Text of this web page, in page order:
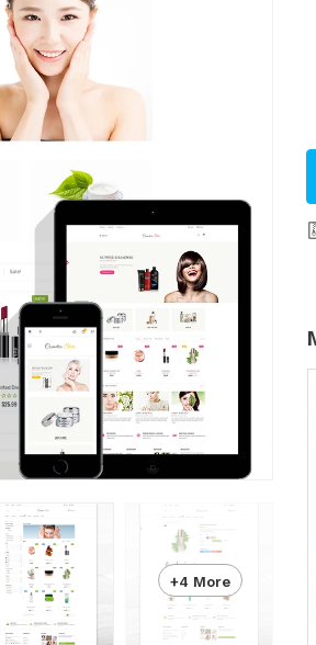
+4 More
&
(156)
Product Reviews -
Recensioni, Rating,
Google Snippets
(134)